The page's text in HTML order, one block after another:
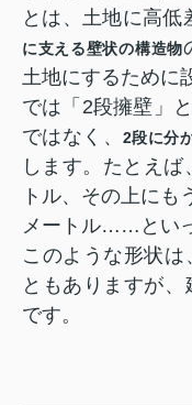
とは、土地に高低
に支える壁状の構造物
土地にするために
では「2段擁壁」
ではなく、
2段に分
します。たとえ
トル、その上にも
メートル……とい
このような形状は
ともありますが
です。